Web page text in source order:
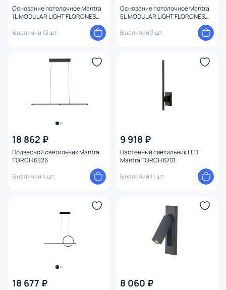
Основание потолочное Mantra
1L MODULAR LIGHT FLORONES
В наличии 13 шт.
Основание потолочное Mantra
5L MODULAR LIGHT FLORONES
В наличии 3 шт.
18 862 ₽
Подвесной светильник Mantra
TORCH 6826
В наличии 4 шт.
9 918 ₽
Настенный светильник LED
Mantra TORCH 6701
В наличии 11 шт.
18 677 ₽ 8 060 ₽